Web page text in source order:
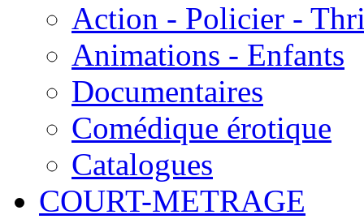
Action - Policier -
Animations - Enfants
Documentaires
Comédique érotique
Catalogues
COURT-METRAGE